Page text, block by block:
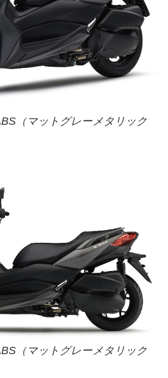
（マットグレーメタリック
（マットグレーメタリック